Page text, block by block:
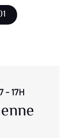
- 17H